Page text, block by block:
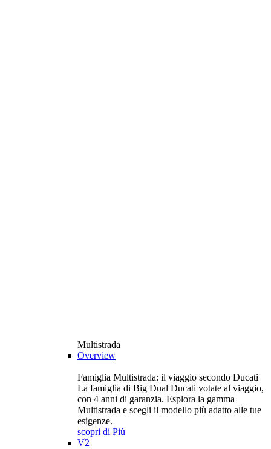
Multistrada
Overview
Famiglia Multistrada: il viaggio secondo Ducati
La famiglia di Big Dual Ducati votate al viaggio,
con 4 anni di garanzia. Esplora la gamma
Multistrada e scegli il modello più adatto alle tue
esigenze.
scopri di Più
V2